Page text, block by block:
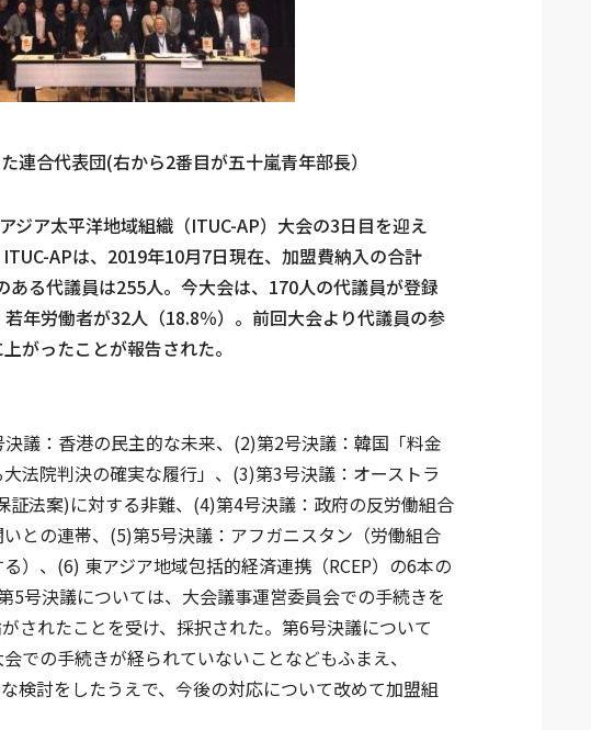
連合代表団(右から2番目が五十嵐青年部長）
ジア太平洋地域組織（ITUC-AP）大会の3日目を迎え
APは、2019年10月7日現在、加盟費納入の合計
る代議員は255人。今大会は、170人の代議員が登録
年労働者が32人（18.8％）。前回大会より代議員の参
がったことが報告された。
議：香港の民主的な未来、(2)第2号決議：韓国「料金
法院判決の確実な履行」、(3)第3号決議：オーストラ
証法案)に対する非難、(4)第4号決議：政府の反労働組合
との連帯、(5)第5号決議：アフガニスタン（労働組合
）、(6) 東アジア地域包括的経済連携（RCEP）の6本の
5号決議については、大会議事運営委員会での手続きを
されたことを受け、採択された。第6号決議について
での手続きが経られていないことなどもふまえ、
検討をしたうえで、今後の対応について改めて加盟組